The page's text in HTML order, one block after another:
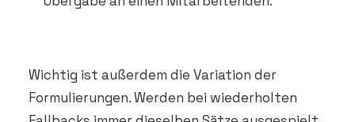
Wichtig ist außerdem die Variation der
Formulierungen. Werden bei wiederholten